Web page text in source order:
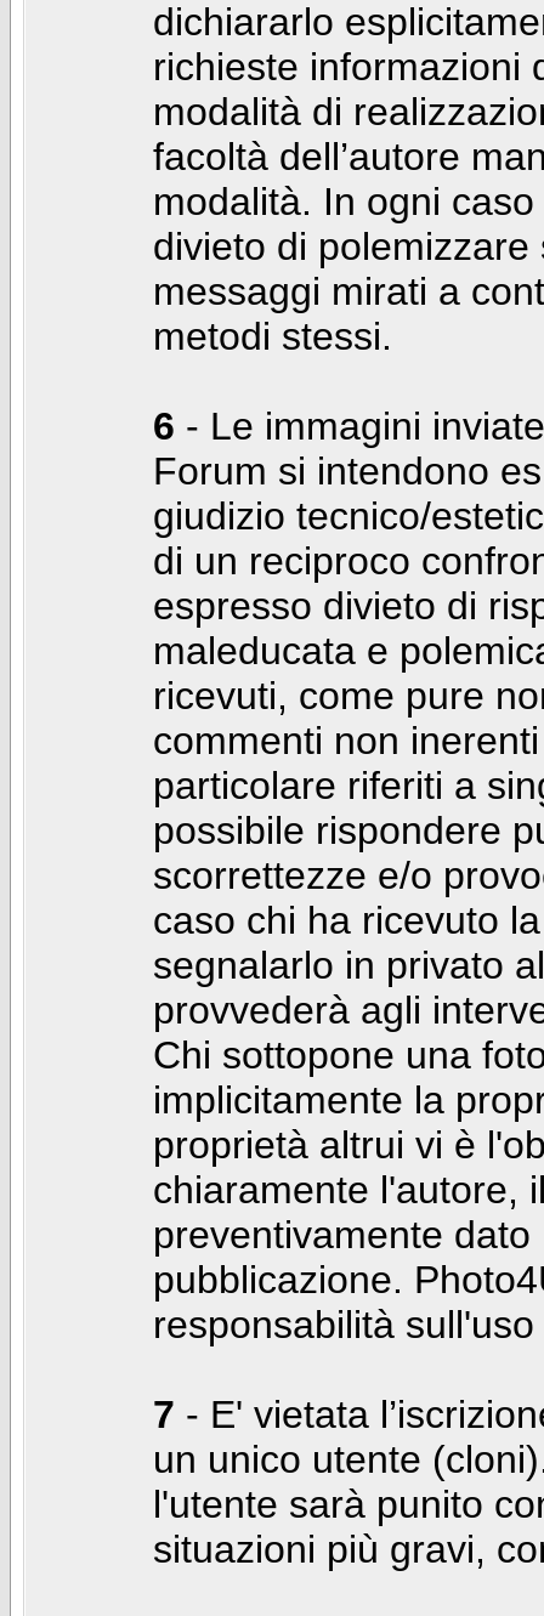
dichiararlo
richieste informazioni
modalità di
facoltà dell’autore
modalità. In ogni
divieto di
messaggi mirati a
metodi stessi.
6 - Le immagini
Forum si intendono
giudizio tecnico/
di un reciproco
espresso divieto di
maleducata e
ricevuti, come pure
commenti non
particolare riferiti a
possibile rispondere
scorrettezze e/o
caso chi ha ricevuto
segnalarlo in privato
provvederà agli
Chi sottopone una
implicitamente la
proprietà altrui vi è
chiaramente l'autore,
preventivamente
pubblicazione.
responsabilità
7 - E' vietata
un unico utente
l'utente sarà punito
situazioni più gravi,